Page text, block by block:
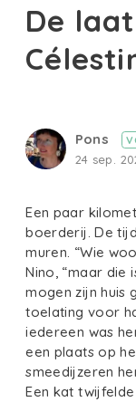
De
Pons
24 sep.
Een paar
boerderij. De
muren. “Wie
Nino, “maar die
mogen zijn huis
toelating voor
iedereen was
een plaats op
smeedijzeren
Een kat